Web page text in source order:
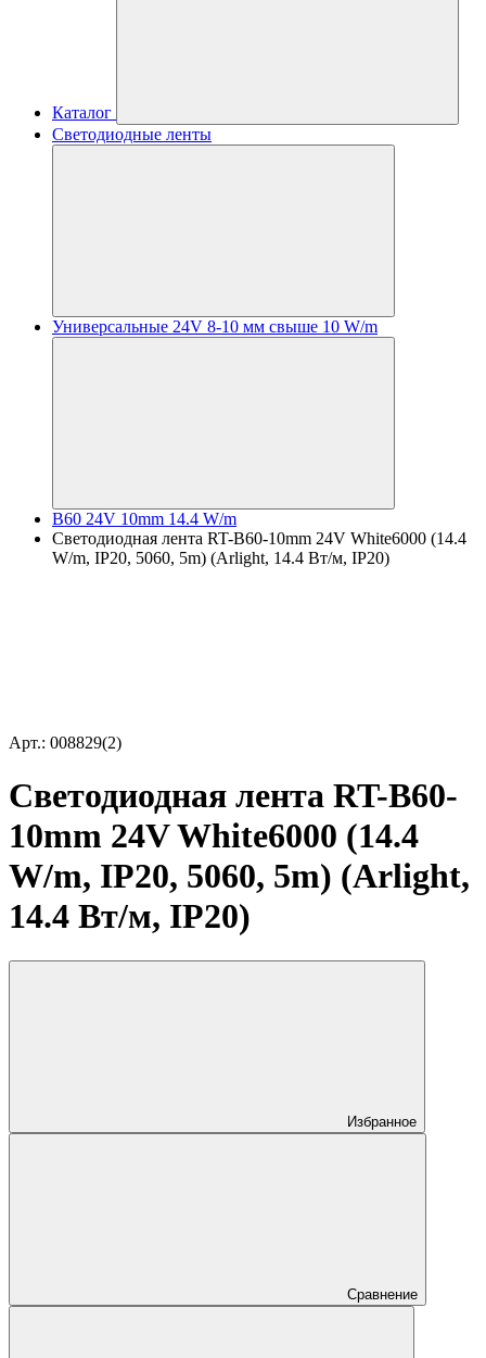
Каталог
Светодиодные ленты
Универсальные 24V 8-10 мм свыше 10 W/m
B60 24V 10mm 14.4 W/m
Светодиодная лента RT-B60-10mm 24V White6000 (14.4
W/m, IP20, 5060, 5m) (Arlight, 14.4 Вт/м, IP20)
Арт.: 008829(2)
Светодиодная лента RT-B60-
10mm 24V White6000 (14.4
W/m, IP20, 5060, 5m) (Arlight,
14.4 Вт/м, IP20)
Избранное
Сравнение